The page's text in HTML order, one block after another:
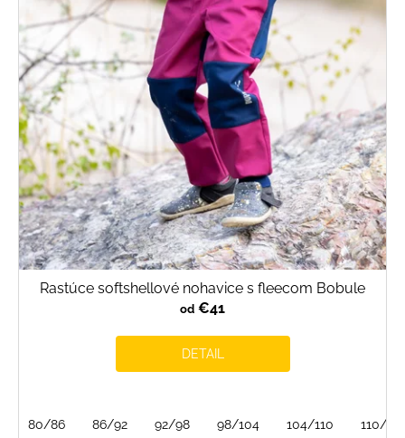
Rastúce softshellové nohavice s fleecom Bobule
od €41
DETAIL
80/86 86/92 92/98 98/104 104/110 110/116